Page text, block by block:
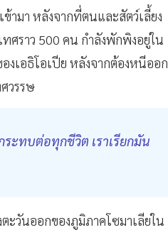
ามา หลังจากที่ตนและสัตว์เลี้ยง
ศราว 500 คน กำลังพักพิงอยู่ใน
งเอธิโอเปีย หลังจากต้องหนีออก
วรรษ
ะทบต่อทุกชีวิต เราเรียกมัน
ะวันออกของภูมิภาคโซมาเลียใน